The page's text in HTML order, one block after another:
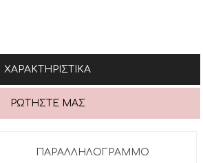
ΧΑΡΑΚΤΗΡΙΣΤΙΚΆ
ΡΩΤΉΣΤΕ ΜΑΣ
ΠΑΡΑΛΛΗΛΟΓΡΑΜΜΟ